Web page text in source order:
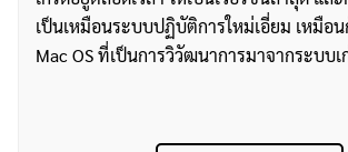
เป็นเหมือนระบบปฏิบัติการใหม่เอี่ยม เหมือ
Mac OS ที่เป็นการวิวัฒนาการมาจากระบบเ